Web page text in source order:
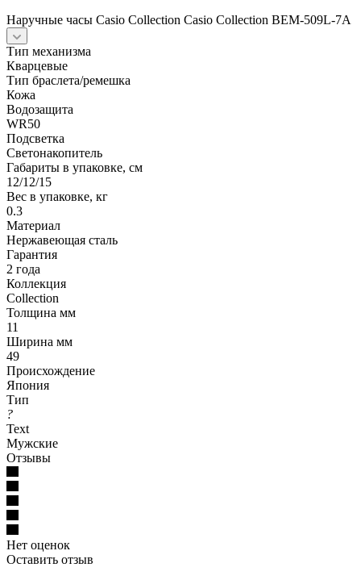
Наручные часы Casio Collection Casio Collection BEM-509L-7A
Тип механизма
Кварцевые
Тип браслета/ремешка
Кожа
Водозащита
WR50
Подсветка
Светонакопитель
Габариты в упаковке, см
12/12/15
Вес в упаковке, кг
0.3
Материал
Нержавеющая сталь
Гарантия
2 года
Коллекция
Collection
Толщина мм
11
Ширина мм
49
Происхождение
Япония
Тип
?
Text
Мужские
Отзывы
Нет оценок
Оставить отзыв